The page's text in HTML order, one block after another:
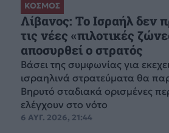
ΚΟΣΜΟΣ
Λίβανος: Το Ισραήλ δεν
τις νέες «πιλοτικές
αποσυρθεί ο στρατός
Βάσει της συμφωνίας για
ισραηλινά στρατεύματα θα
Βηρυτό σταδιακά ορισμένες
ελέγχουν στο νότο
6 ΑΥΓ. 2026, 21:44